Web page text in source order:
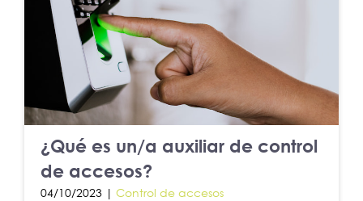
¿Qué es un/a auxiliar de control
de accesos?
04/10/2023 | Control de accesos